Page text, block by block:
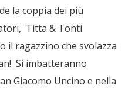
la coppia dei più
Titta & Tonti.
il ragazzino che svolazza
Si imbatteranno
Giacomo Uncino e nella